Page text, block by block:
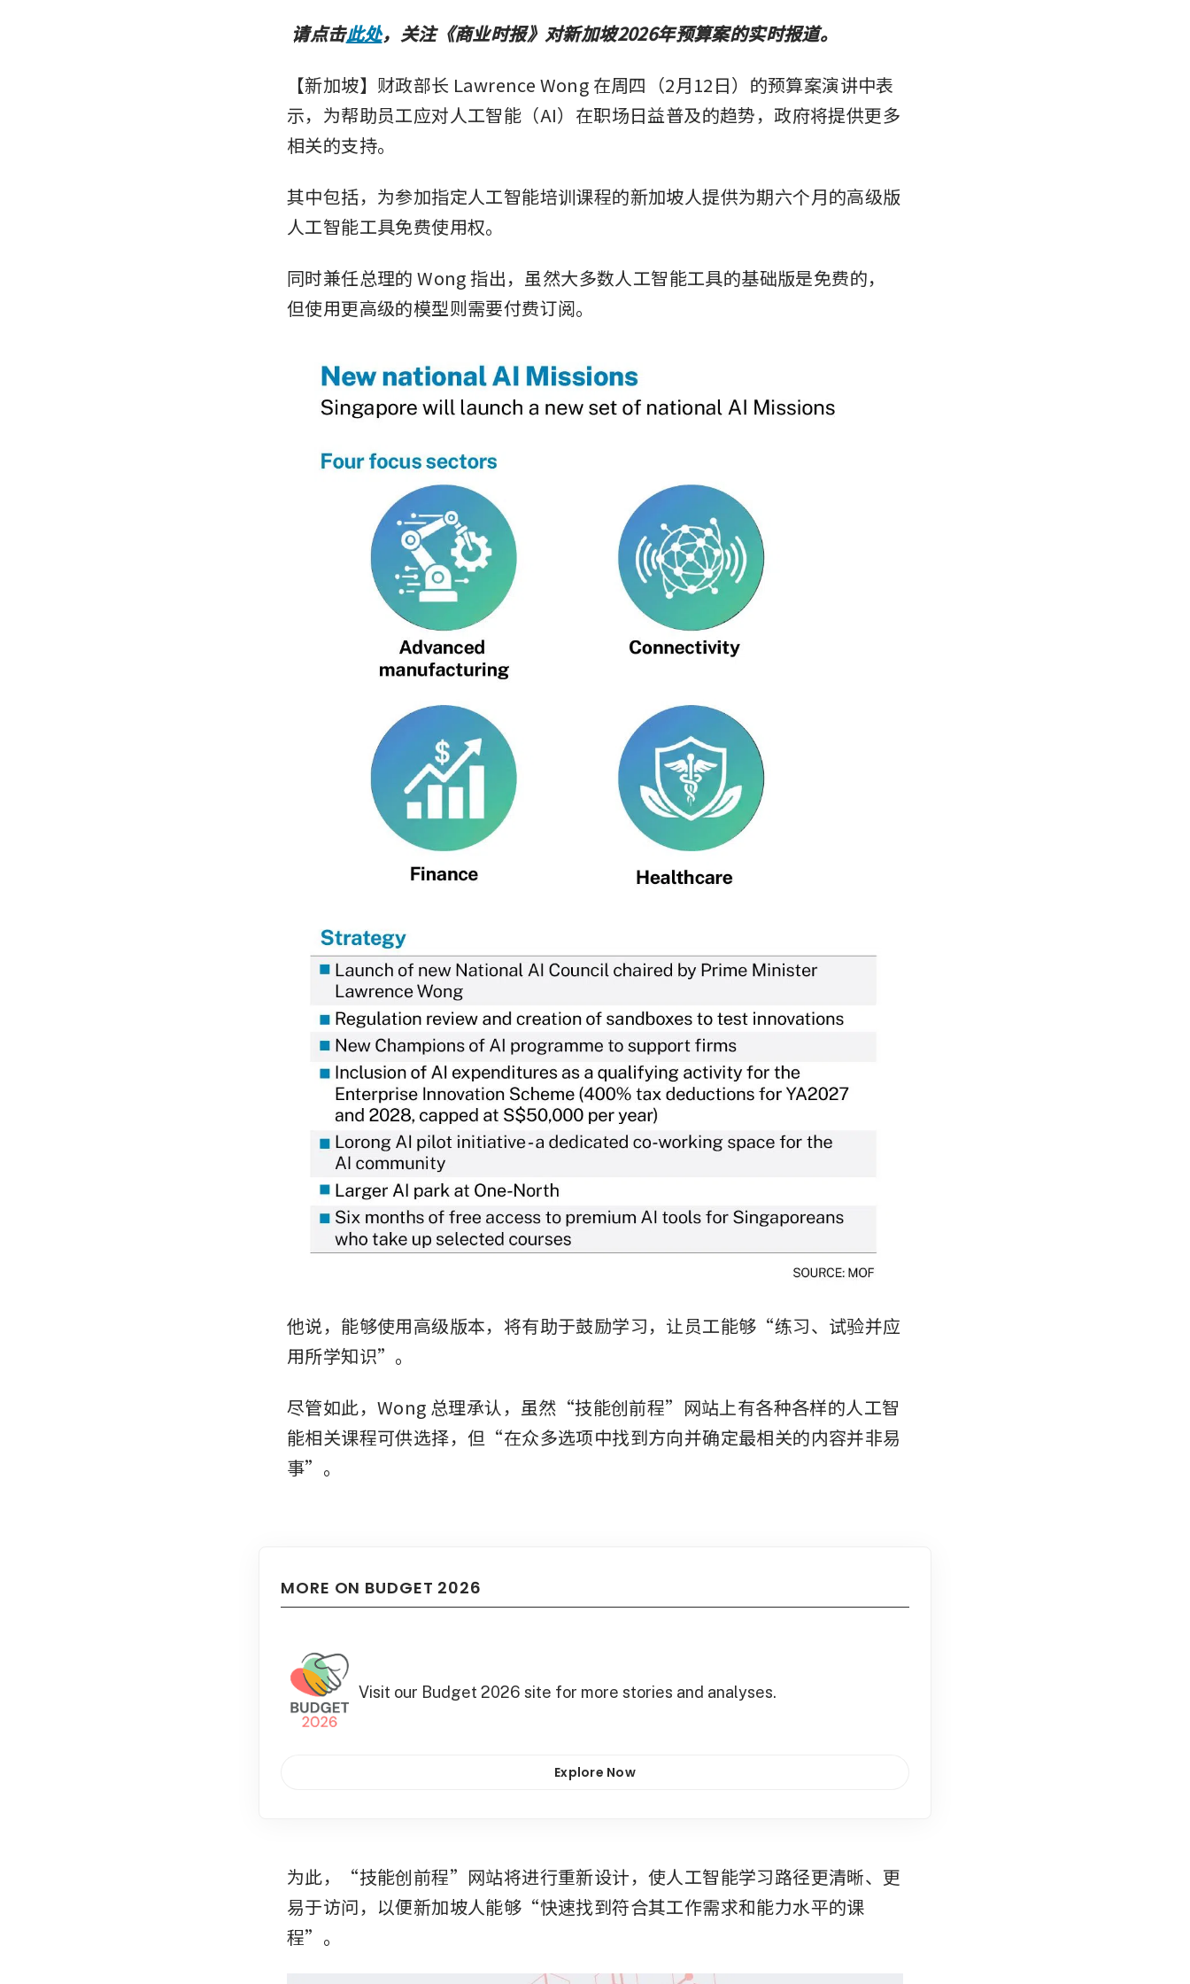
请点击此处，关注《商业时报》对新加坡2026年预算案的实时报道。
【新加坡】财政部长 Lawrence Wong 在周四（2月12日）的预算案演讲中表
示，为帮助员工应对人工智能（AI）在职场日益普及的趋势，政府将提供更多
相关的支持。
其中包括，为参加指定人工智能培训课程的新加坡人提供为期六个月的高级版
人工智能工具免费使用权。
同时兼任总理的 Wong 指出，虽然大多数人工智能工具的基础版是免费的，
但使用更高级的模型则需要付费订阅。
他说，能够使用高级版本，将有助于鼓励学习，让员工能够“练习、试验并应
用所学知识”。
尽管如此，Wong 总理承认，虽然“技能创前程”网站上有各种各样的人工智
能相关课程可供选择，但“在众多选项中找到方向并确定最相关的内容并非易
事”。
MORE ON BUDGET 2026
Visit our Budget 2026 site for more stories and analyses.
Explore Now
为此，“技能创前程”网站将进行重新设计，使人工智能学习路径更清晰、更
易于访问，以便新加坡人能够“快速找到符合其工作需求和能力水平的课
程”。